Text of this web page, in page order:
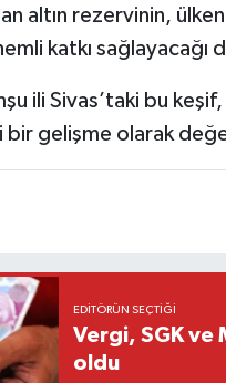
altın rezervinin,
katkı sağlayacağı
ili Sivas’taki bu
bir gelişme olarak
EDITÖRÜN SEÇTIĞI
Vergi, SGK ve
oldu